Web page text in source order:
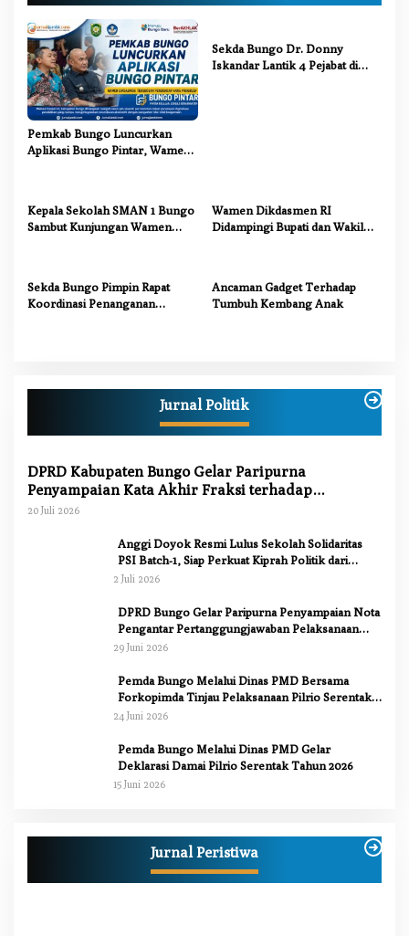
s
i
p
o
s
Pemkab Bungo Luncurkan
Aplikasi Bungo Pintar, Wamen
Sekda Bungo Dr. Donny
Iskandar Lantik 4 Pejabat di
Kepala Sekolah SMAN 1 Bungo
Sambut Kunjungan Wamen
Wamen Dikdasmen RI
Didampingi Bupati dan Wakil
Sekda Bungo Pimpin Rapat
Koordinasi Penanganan
Ancaman Gadget Terhadap
Tumbuh Kembang Anak
Jurnal Politik
DPRD Kabupaten Bungo Gelar Paripurna
Penyampaian Kata Akhir Fraksi terhadap
Ranperda Pertanggungjawaban APBD 2025
20 Juli 2026
Anggi Doyok Resmi Lulus Sekolah Solidaritas
PSI Batch-1, Siap Perkuat Kiprah Politik dari
Daerah
2 Juli 2026
DPRD Bungo Gelar Paripurna Penyampaian Nota
Pengantar Pertanggungjawaban Pelaksanaan
APBD 2025
29 Juni 2026
Pemda Bungo Melalui Dinas PMD Bersama
Forkopimda Tinjau Pelaksanaan Pilrio Serentak
2026
24 Juni 2026
Pemda Bungo Melalui Dinas PMD Gelar
Deklarasi Damai Pilrio Serentak Tahun 2026
15 Juni 2026
Jurnal Peristiwa
PSI Batch-1, Siap Perkuat Kiprah Politik dari
Di Berita, Bungo, Daerah, Nasional, Peristiwa, Politik